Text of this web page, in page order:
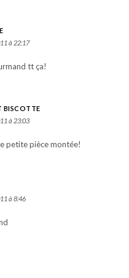
à 22:17
tt ça!
BISCOTTE
à 23:03
petite pièce montée!
à 8:46